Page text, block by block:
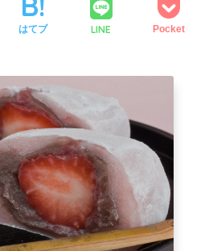
はてブ LINE Pocket